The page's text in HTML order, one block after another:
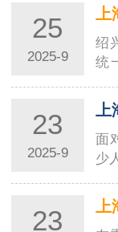
25
2025-9
绍
统
23
2025-9
面
少
23